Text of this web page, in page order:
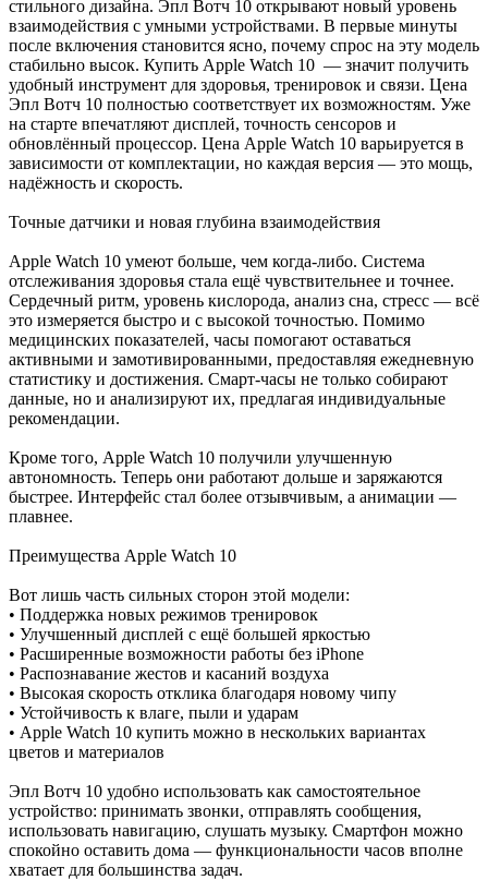
стильного дизайна. Эпл Вотч 10 открывают новый уровень
взаимодействия с умными устройствами. В первые минуты
после включения становится ясно, почему спрос на эту модель
стабильно высок. Купить Apple Watch 10 — значит получить
удобный инструмент для здоровья, тренировок и связи. Цена
Эпл Вотч 10 полностью соответствует их возможностям. Уже
на старте впечатляют дисплей, точность сенсоров и
обновлённый процессор. Цена Apple Watch 10 варьируется в
зависимости от комплектации, но каждая версия — это мощь,
надёжность и скорость.
Точные датчики и новая глубина взаимодействия
Apple Watch 10 умеют больше, чем когда-либо. Система
отслеживания здоровья стала ещё чувствительнее и точнее.
Сердечный ритм, уровень кислорода, анализ сна, стресс — всё
это измеряется быстро и с высокой точностью. Помимо
медицинских показателей, часы помогают оставаться
активными и замотивированными, предоставляя ежедневную
статистику и достижения. Смарт-часы не только собирают
данные, но и анализируют их, предлагая индивидуальные
рекомендации.
Кроме того, Apple Watch 10 получили улучшенную
автономность. Теперь они работают дольше и заряжаются
быстрее. Интерфейс стал более отзывчивым, а анимации —
плавнее.
Преимущества Apple Watch 10
Вот лишь часть сильных сторон этой модели:
• Поддержка новых режимов тренировок
• Улучшенный дисплей с ещё большей яркостью
• Расширенные возможности работы без iPhone
• Распознавание жестов и касаний воздуха
• Высокая скорость отклика благодаря новому чипу
• Устойчивость к влаге, пыли и ударам
• Apple Watch 10 купить можно в нескольких вариантах
цветов и материалов
Эпл Вотч 10 удобно использовать как самостоятельное
устройство: принимать звонки, отправлять сообщения,
использовать навигацию, слушать музыку. Смартфон можно
спокойно оставить дома — функциональности часов вполне
хватает для большинства задач.